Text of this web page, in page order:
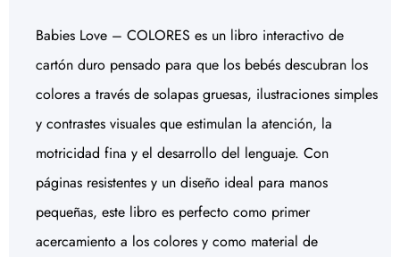
Babies Love – COLORES es un libro interactivo de
cartón duro pensado para que los bebés descubran los
colores a través de solapas gruesas, ilustraciones simples
y contrastes visuales que estimulan la atención, la
motricidad fina y el desarrollo del lenguaje. Con
páginas resistentes y un diseño ideal para manos
pequeñas, este libro es perfecto como primer
acercamiento a los colores y como material de